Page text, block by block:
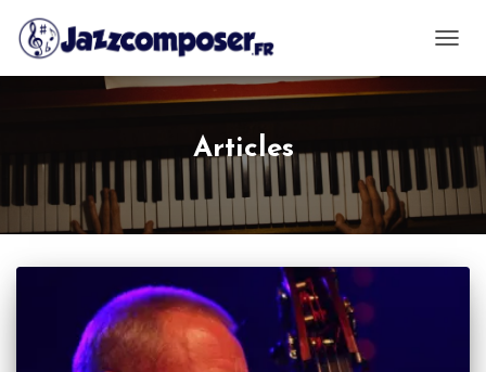
Articles